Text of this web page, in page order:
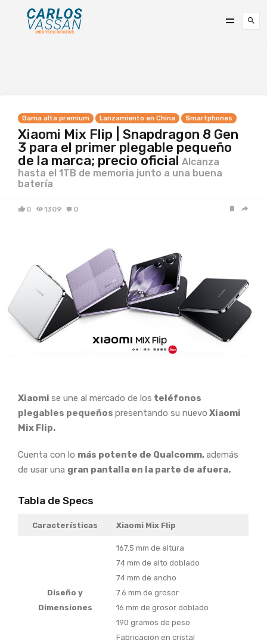
Gama alta premium Lanzamiento en China Smartphones
Xiaomi Mix Flip | Snapdragon 8 Gen
3 para el primer plegable pequeño
de la marca; precio oficial Alcanza
hasta el 1TB de memoria junto a una buena
batería
0 1309 0
Xiaomi se une al mercado de los teléfonos
plegables pequeños presentando su nuevo Xiaomi
Mix Flip.
Cuenta con lo más potente de Qualcomm,además
de usar una gran pantalla en la parte de afuera.
Tabla de Specs
Características Xiaomi Mix Flip
Diseño y
Dimensiones
167.5 mm de altura
74 mm de alto doblado
74 mm de ancho
7.6 mm de grosor
16 mm de grosor doblado
190 gramos de peso
Fabricación en cristal